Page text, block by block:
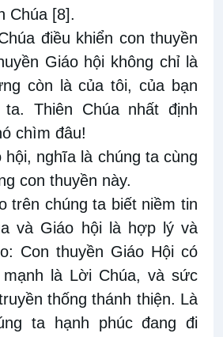
Chúa [8].
điều khiển con thuyền
Giáo hội không chỉ là
còn là của tôi, của bạn
Thiên Chúa nhất định
chìm đâu!
hội, nghĩa là chúng ta cùng
con thuyền này.
trên chúng ta biết niềm tin
và Giáo hội là hợp lý và
Con thuyền Giáo Hội có
là Lời Chúa, và sức
thống thánh thiện. Là
ta hạnh phúc đang đi